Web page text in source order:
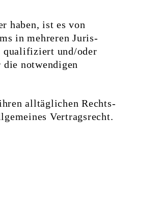
haben, ist es von
in mehreren Juris­
qualifiziert und/oder
notwendigen
all­täglichen Rechts­
Vertragsrecht.